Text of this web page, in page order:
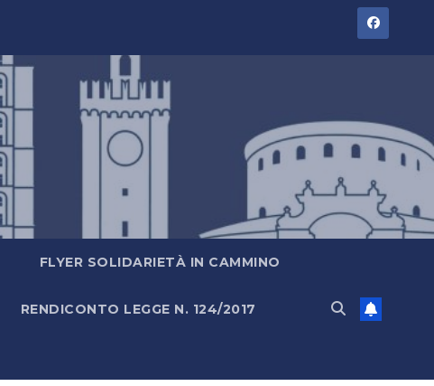
FLYER SOLIDARIETÀ IN CAMMINO
RENDICONTO LEGGE N. 124/2017